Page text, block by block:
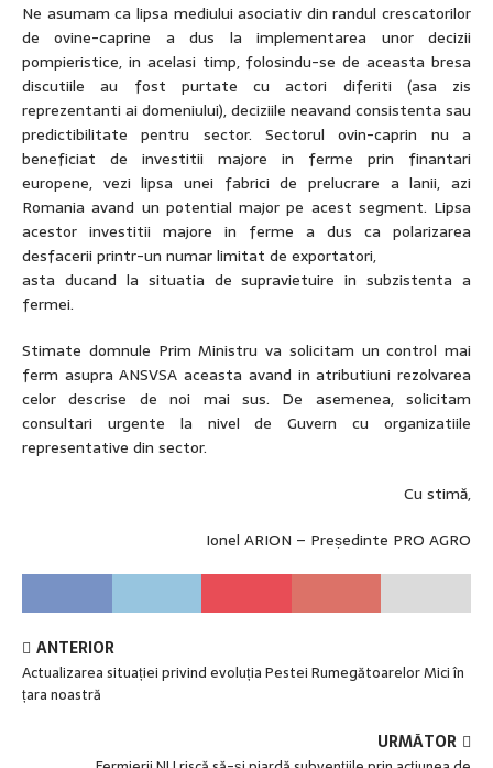
Ne asumam ca lipsa mediului asociativ din randul crescatorilor
de ovine-caprine a dus la implementarea unor decizii
pompieristice, in acelasi timp, folosindu-se de aceasta bresa
discutiile au fost purtate cu actori diferiti (asa zis
reprezentanti ai domeniului), deciziile neavand consistenta sau
predictibilitate pentru sector. Sectorul ovin-caprin nu a
beneficiat de investitii majore in ferme prin finantari
europene, vezi lipsa unei fabrici de prelucrare a lanii, azi
Romania avand un potential major pe acest segment. Lipsa
acestor investitii majore in ferme a dus ca polarizarea
desfacerii printr-un numar limitat de exportatori,
asta ducand la situatia de supravietuire in subzistenta a
fermei.
Stimate domnule Prim Ministru va solicitam un control mai
ferm asupra ANSVSA aceasta avand in atributiuni rezolvarea
celor descrise de noi mai sus. De asemenea, solicitam
consultari urgente la nivel de Guvern cu organizatiile
representative din sector.
Cu stimă,
Ionel ARION – Președinte PRO AGRO
ANTERIOR
Actualizarea situației privind evoluția Pestei Rumegătoarelor Mici în
țara noastră
URMĂTOR